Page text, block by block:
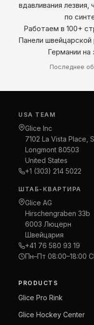
вдавливания
по
Работаем в 100+
Панели швейцарской
Германии на
Последнее
USA TEAM
Glice Inc
7102 La Vista Place,
Longmont 80503
United States
+1 (303) 214 5022
ШТАБ-КВАРТИРА
Glice AG
Hirschengraben 33b
6003 Люцерн
Швейцария
+41 76 580 93 19
Пн–Пт 08:00–18:00
PRODUCTS
Glice Pro Rink
Glice Hockey Center